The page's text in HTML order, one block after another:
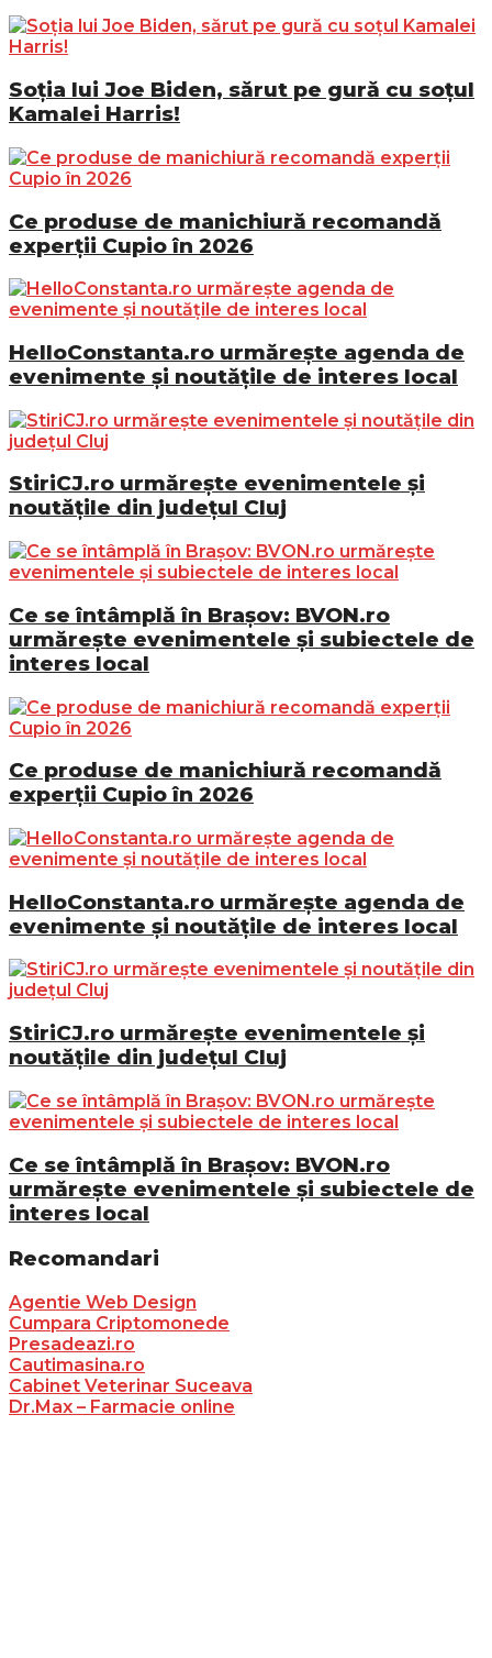
Soția lui Joe Biden, sărut pe gură cu soțul
Kamalei Harris!
Ce produse de manichiură recomandă
experții Cupio în 2026
HelloConstanta.ro urmărește agenda de
evenimente și noutățile de interes local
StiriCJ.ro urmărește evenimentele și
noutățile din județul Cluj
Ce se întâmplă în Brașov: BVON.ro
urmărește evenimentele și subiectele de
interes local
Ce produse de manichiură recomandă
experții Cupio în 2026
HelloConstanta.ro urmărește agenda de
evenimente și noutățile de interes local
StiriCJ.ro urmărește evenimentele și
noutățile din județul Cluj
Ce se întâmplă în Brașov: BVON.ro
urmărește evenimentele și subiectele de
interes local
Recomandari
Agentie Web Design
Cumpara Criptomonede
Presadeazi.ro
Cautimasina.ro
Cabinet Veterinar Suceava
Dr.Max – Farmacie online